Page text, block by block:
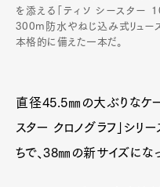
を添える「ティソ シースター
300m防水やねじ込み式リューズ
本格的に備えた一本だ。
直径45.5㎜の大ぶりなケ
スター クロノグラフ」シリ
ちで、38㎜の新サイズにな